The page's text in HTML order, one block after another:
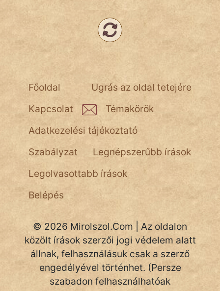
Ugrás az oldal tetejére
Főoldal
Kapcsolat
Témakörök
Adatkezelési tájékoztató
Szabályzat
Legnépszerűbb írások
Legolvasottabb írások
Belépés
© 2026 Mirolszol.Com | Az oldalon
közölt írások szerzői jogi védelem alatt
állnak, felhasználásuk csak a szerző
engedélyével történhet. (Persze
szabadon felhasználhatóak